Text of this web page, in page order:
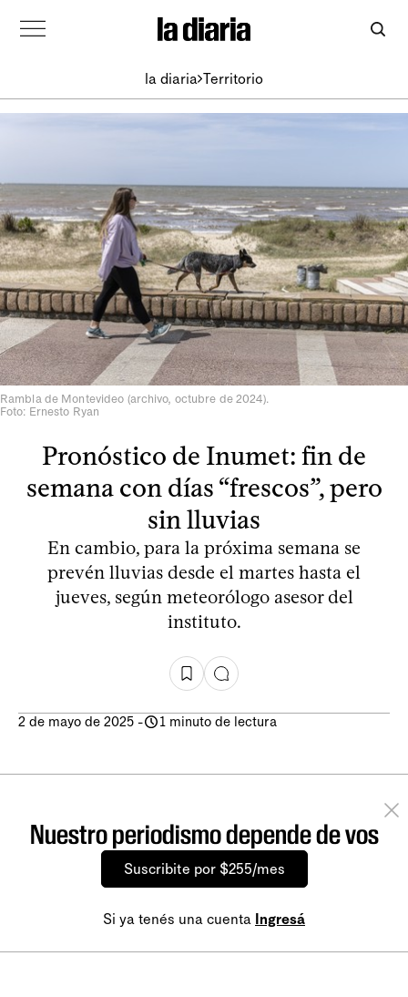
la diaria Territorio
Rambla de Montevideo (archivo, octubre de 2024).
Foto: Ernesto Ryan
Pronóstico de Inumet: fin de
semana con días “frescos”, pero
sin lluvias
En cambio, para la próxima semana se
prevén lluvias desde el martes hasta el
jueves, según meteorólogo asesor del
instituto.
2 de mayo de 2025 - 1 minuto de lectura
Nuestro periodismo depende de vos
Suscribite por $255/mes
Si ya tenés una cuenta Ingresá